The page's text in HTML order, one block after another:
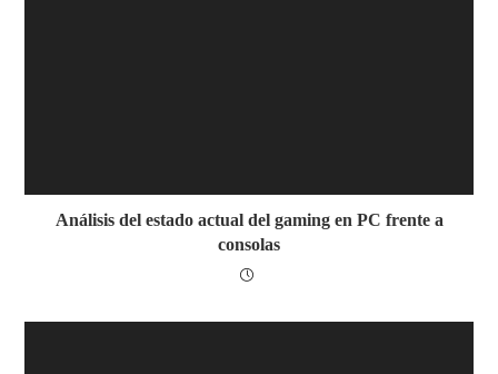
Análisis del estado actual del gaming en PC frente a
consolas